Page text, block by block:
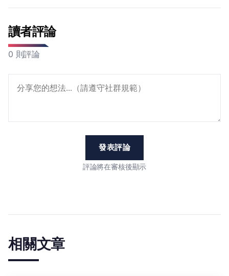
讀者評論
0 則評論
發表評論
評論將在審核後顯示
相關文章